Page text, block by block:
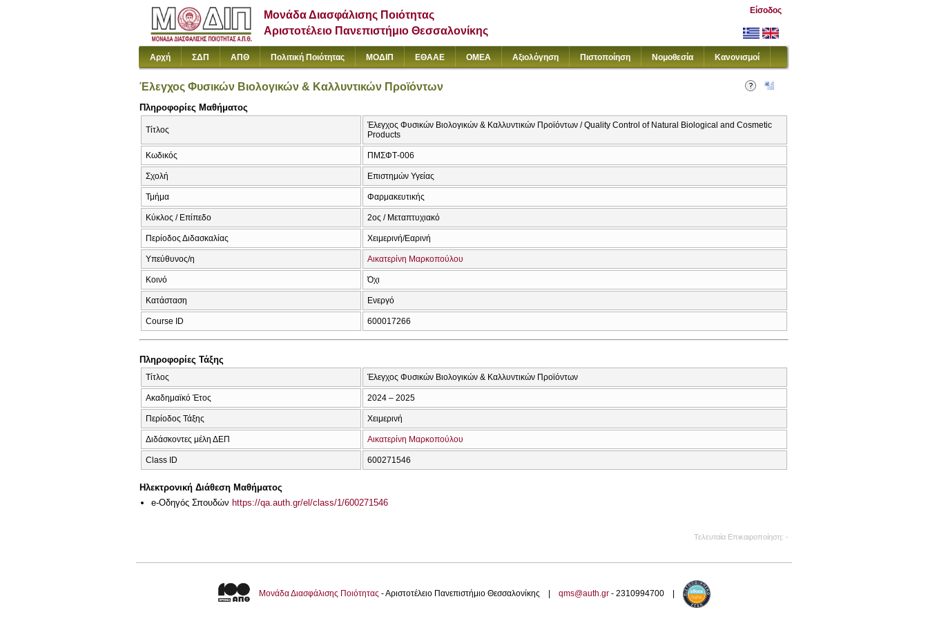
Μονάδα Διασφάλισης Ποιότητας
Αριστοτέλειο Πανεπιστήμιο Θεσσαλονίκης
Είσοδος
Αρχή ΣΔΠ ΑΠΘ Πολιτική Ποιότητας ΜΟΔΙΠ ΕΘΑΑΕ ΟΜΕΑ Αξιολόγηση Πιστοποίηση Νομοθεσία Κανονισμοί
Έλεγχος Φυσικών Βιολογικών & Καλλυντικών Προϊόντων
Πληροφορίες Μαθήματος
Τίτλος
Έλεγχος Φυσικών Βιολογικών & Καλλυντικών Προϊόντων / Quality Control of Natural Biological and Cosmetic
Products
Κωδικός ΠΜΣΦΤ-006
Σχολή Επιστημών Υγείας
Τμήμα Φαρμακευτικής
Κύκλος / Επίπεδο 2ος / Μεταπτυχιακό
Περίοδος Διδασκαλίας Χειμερινή/Εαρινή
Υπεύθυνος/η Αικατερίνη Μαρκοπούλου
Κοινό Όχι
Κατάσταση Ενεργό
Course ID 600017266
Πληροφορίες Τάξης
Τίτλος Έλεγχος Φυσικών Βιολογικών & Καλλυντικών Προϊόντων
Ακαδημαϊκό Έτος 2024 – 2025
Περίοδος Τάξης Χειμερινή
Διδάσκοντες μέλη ΔΕΠ Αικατερίνη Μαρκοπούλου
Class ID 600271546
Ηλεκτρονική Διάθεση Μαθήματος
e-Οδηγός Σπουδών https://qa.auth.gr/el/class/1/600271546
Τελευταία Επικαιροποίηση -
Μονάδα Διασφάλισης Ποιότητας - Αριστοτέλειο Πανεπιστήμιο Θεσσαλονίκης | qms@auth.gr - 2310994700 |